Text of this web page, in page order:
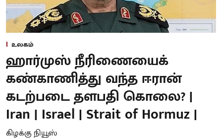
உலகம்
ஹார்முஸ் நீரிணையைக்
கண்காணித்து வந்த ஈரான்
கடற்படை தளபதி கொலை? |
Iran | Israel | Strait of Hormuz |
கிழக்கு நியூஸ்